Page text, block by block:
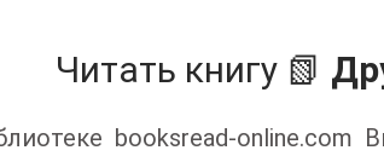
Читать книгу 📗
booksread-